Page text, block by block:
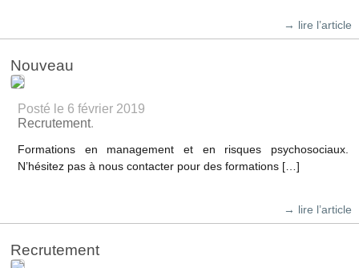
→ lire l’article
Nouveau
Posté le 6 février 2019
Recrutement.
Formations en management et en risques psychosociaux.
N’hésitez pas à nous contacter pour des formations […]
→ lire l’article
Recrutement